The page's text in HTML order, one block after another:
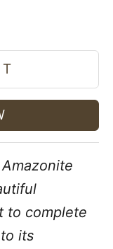
to complete
its